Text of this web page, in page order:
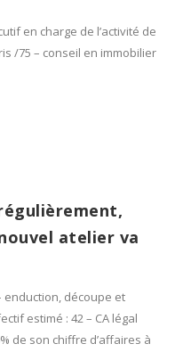
en charge de l’activité de
/75 – conseil en immobilier
atelier va
enduction, découpe et
estimé : 42 – CA légal
de son chiffre d’affaires à